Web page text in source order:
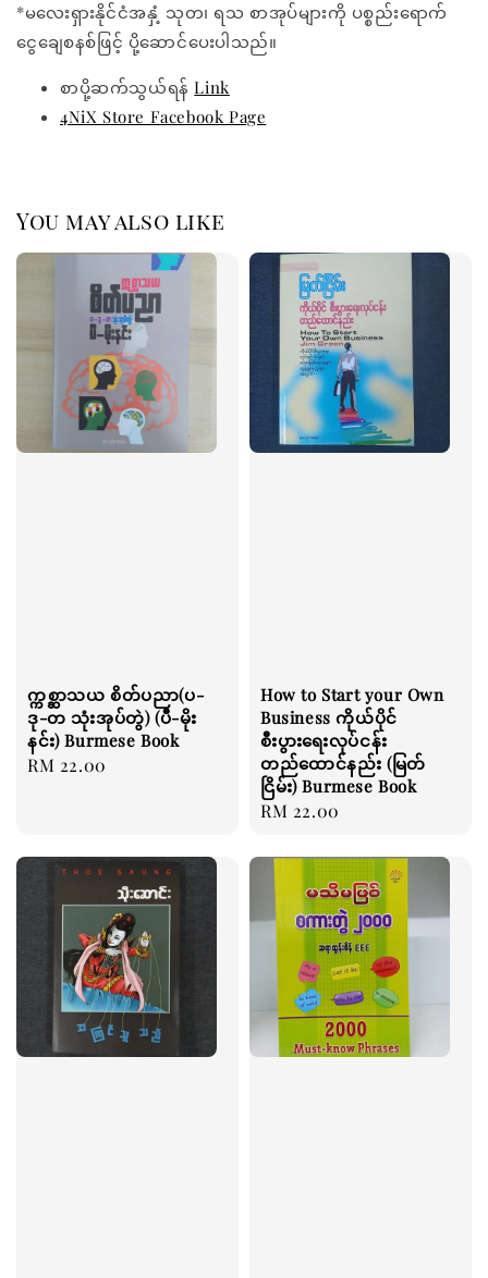
*မလေးရှားနိုင်ငံအနှံ့ သုတ၊ ရသ စာအုပ်များကို ပစ္စည်းရောက်
ငွေချေစနစ်ဖြင့် ပို့ဆောင်ပေးပါသည်။
စာပို့ဆက်သွယ်ရန်Link
4NiX Store Facebook Page
You may also like
က္ကစ္ဆာသယ စိတ်ပညာ(ပ-
ဒု-တ သုံးအုပ်တွဲ) (ပီ-မိုး
နင်း) Burmese Book
Regular
RM 22.00
How to Start your Own
Business ကိုယ်ပိုင်
စီးပွားရေးလုပ်ငန်း
တည်ထောင်နည်း (မြတ်
ငြိမ်း) Burmese Book
Regular
RM 22.00